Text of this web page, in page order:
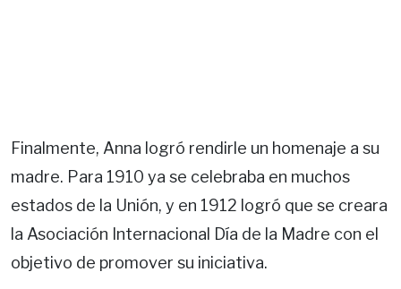
Finalmente, Anna logró rendirle un homenaje a su
madre. Para 1910 ya se celebraba en muchos
estados de la Unión, y en 1912 logró que se creara
la Asociación Internacional Día de la Madre con el
objetivo de promover su iniciativa.